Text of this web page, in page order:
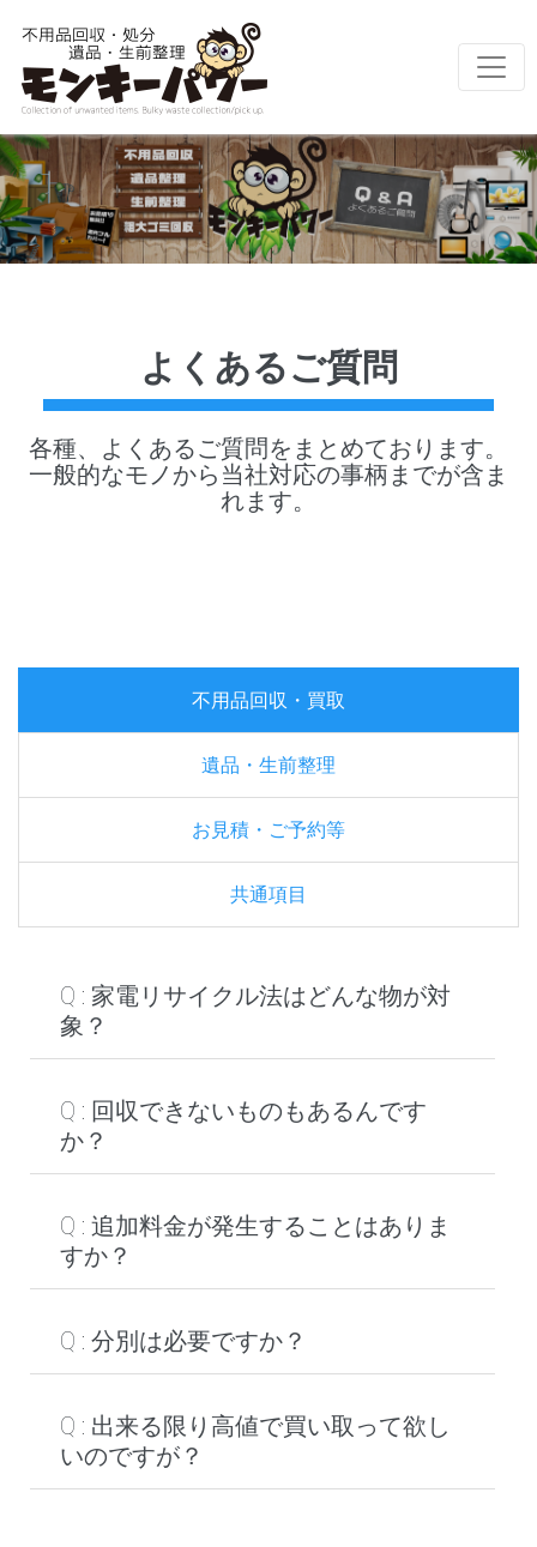
よくあるご質問
各種、よくあるご質問をまとめております。
一般的なモノから当社対応の事柄までが含ま
れます。
不用品回収・買取
遺品・生前整理
お見積・ご予約等
共通項目
Q : 家電リサイクル法はどんな物が対
象？
Q : 回収できないものもあるんです
か？
Q : 追加料金が発生することはありま
すか？
Q : 分別は必要ですか？
Q : 出来る限り高値で買い取って欲し
いのですが？